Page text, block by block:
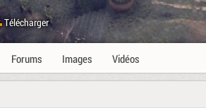
Télécharger
Forums Images Vidéos